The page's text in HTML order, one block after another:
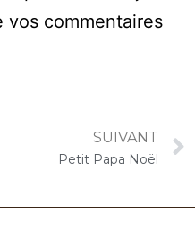
vos commentaires
SUIVANT
Petit Papa Noël